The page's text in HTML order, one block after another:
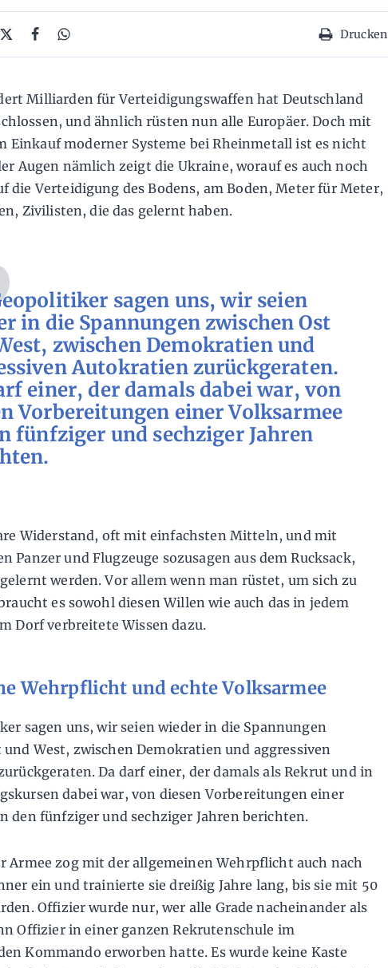
Drucken
Milliarden für Verteidigungswaffen hat Deutschland
und ähnlich rüsten nun alle Europäer. Doch mit
Einkauf moderner Systeme bei Rheinmetall ist es nicht
Augen nämlich zeigt die Ukraine, worauf es auch noch
die Verteidigung des Bodens, am Boden, Meter für Meter,
Zivilisten, die das gelernt haben.
sagen uns, wir seien
in die Spannungen zwischen Ost
zwischen Demokratien und
Autokratien zurückgeraten.
einer, der damals dabei war, von
Vorbereitungen einer Volksarmee
fünfziger und sechziger Jahren
Widerstand, oft mit einfachsten Mitteln, und mit
Panzer und Flugzeuge sozusagen aus dem Rucksack,
werden. Vor allem wenn man rüstet, um sich zu
es sowohl diesen Willen wie auch das in jedem
Dorf verbreitete Wissen dazu.
Wehrpflicht und echte Volksarmee
sagen uns, wir seien wieder in die Spannungen
und West, zwischen Demokratien und aggressiven
Da darf einer, der damals als Rekrut und in
dabei war, von diesen Vorbereitungen einer
den fünfziger und sechziger Jahren berichten.
Armee zog mit der allgemeinen Wehrpflicht auch nach
ein und trainierte sie dreißig Jahre lang, bis sie mit 50
Offizier wurde nur, wer alle Grade nacheinander als
Offizier in einer ganzen Rekrutenschule im
Kommando erworben hatte. Es wurde keine Kaste